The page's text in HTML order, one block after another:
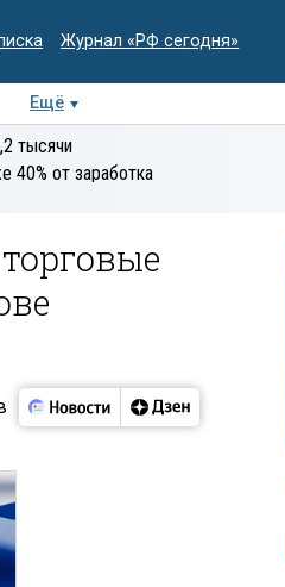
Журнал «РФ сегодня»
Ещё
экспертиза
тысячи
40% от заработка